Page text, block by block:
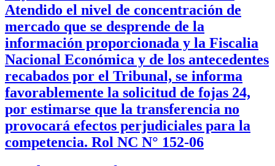
Atendido el nivel de concentración de
mercado que se desprende de la
información proporcionada y la Fiscalia
Nacional Económica y de los antecedentes
recabados por el Tribunal, se informa
favorablemente la solicitud de fojas 24,
por estimarse que la transferencia no
provocará efectos perjudiciales para la
competencia. Rol NC N° 152-06